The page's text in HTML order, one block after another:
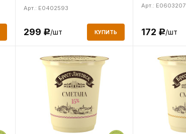
Арт.: E0402593
299 Р/шт КУПИТЬ
Арт.: E0603207
172 Р/шт